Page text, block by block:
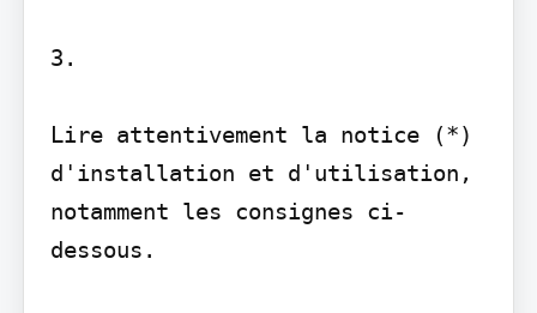
3.
Lire attentivement la notice (*)
d'installation et d'utilisation,
notamment les consignes ci-
dessous.